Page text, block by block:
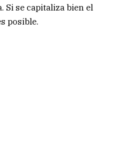
Si se capitaliza bien el
posible.